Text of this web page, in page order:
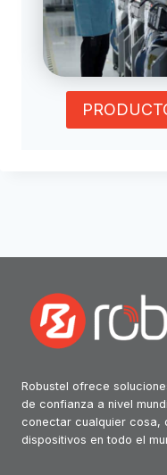
Robustel ofrece
de confianza a nivel
conectar cualquier cosa,
dispositivos en todo el